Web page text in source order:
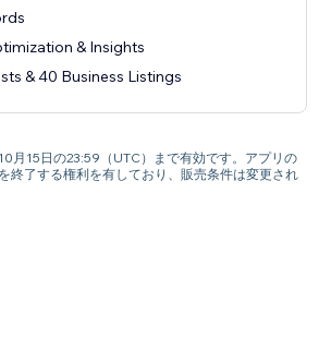
& Insights
& 40 Business Listings
月15日の23:59（UTC）まで有効です。アプリの
終了する権利を有しており、販売条件は変更され